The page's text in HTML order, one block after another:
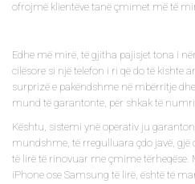
ofrojmë klientëve tanë çmimet më të
Edhe më mirë, të gjitha pajisjet tona i
cilësore si një telefon i ri që do të kishte
surprizë e pakëndshme në mbërritje
mund të garantonte, për shkak të
Kështu, sistemi ynë operativ ju
mundshme, të rregulluara çdo javë,
të lirë të rinovuar me çmime tërheqëse.
iPhone ose Samsung të lirë, është të